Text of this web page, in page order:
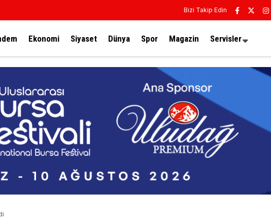
Bizi Takip Edin
Ekonomi Siyaset Dünya Spor Magazin Servisler